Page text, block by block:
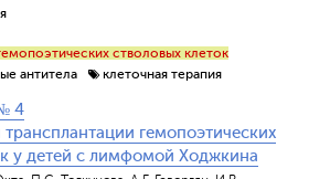
стволовых клеток
антитела
клеточная терапия
4
трансплантации гемопоэтических
у детей с лимфомой Ходжкина